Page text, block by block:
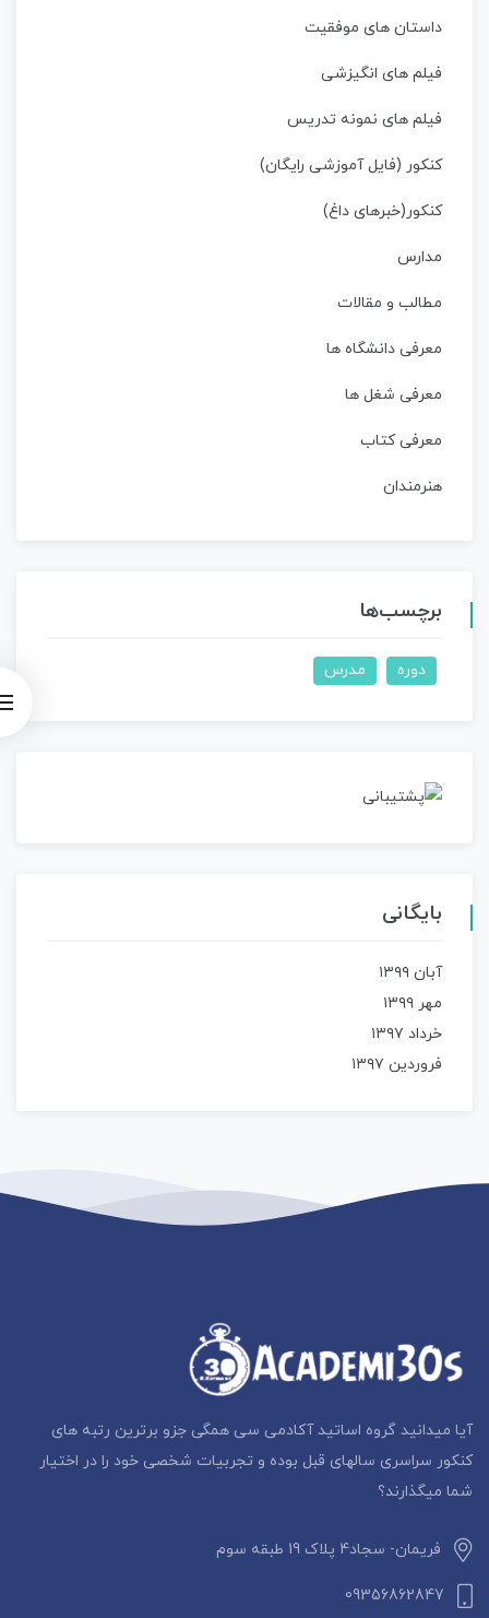
داستان‌ های موفقیت
فیلم های انگیزشی
فیلم های نمونه تدریس
کنکور (فایل آموزشی رایگان)
کنکور(خبرهای داغ)
مدارس
مطالب و مقالات
معرفی دانشگاه ها
معرفی شغل ها
معرفی کتاب
هنرمندان
برچسب‌ها
دوره مدرس
بایگانی
آبان ۱۳۹۹
مهر ۱۳۹۹
خرداد ۱۳۹۷
فروردین ۱۳۹۷
آیا میدانید گروه اساتید آکادمی سی همگی جزو برترین رتبه های
کنکور سراسری سالهای قبل بوده و تجربیات شخصی خود را در اختیار
شما میگذارند؟
فریمان- سجاد4 پلاک 19 طبقه سوم
09356862847